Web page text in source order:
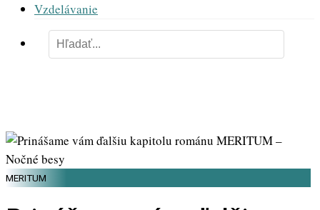
Vzdelávanie
MERITUM